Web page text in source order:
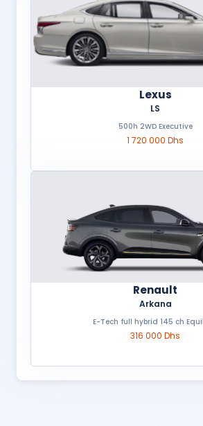
Lexus
LS
500h 2WD Executive
1 720 000 Dhs
Renault
Arkana
E-Tech full hybrid 145 ch
316 000 Dhs